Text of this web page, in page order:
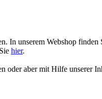
unserem Webshop
hier.
oder aber mit Hilfe unserer